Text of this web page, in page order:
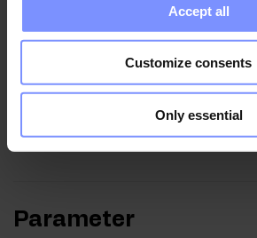
collected when you use theirAccept all
Customize consents
Only essential
Anwendungsweise
Parameter